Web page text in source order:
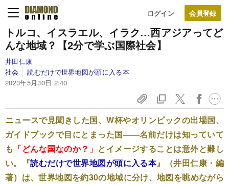
ログイン
トルコ、イスラエル、イラク…西アジアってど
んな地域？【2分で学ぶ国際社会】
井田仁康
社会
読むだけで世界地図が頭に入る本
2023年5月30日 2:40
ニュースで見聞きした国、W杯やオリンピックの出場国、
ガイドブックで目にとまった国――名前だけは知っていて
も 「どんな国なのか？」 とイメージすることは意外と難し
い。『読むだけで世界地図が頭に入る本』（井田仁康・編
著）は、世界地図を約30の地域に分け、地図を眺めながら